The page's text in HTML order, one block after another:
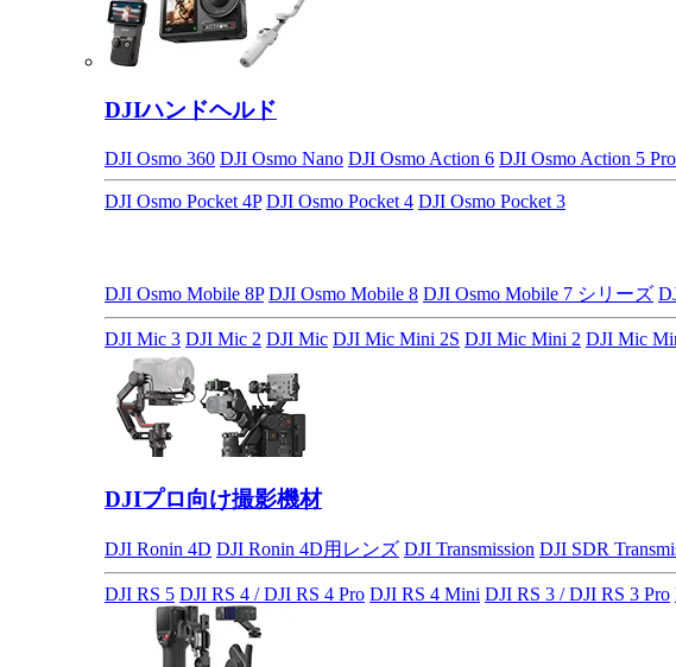
DJIハンドヘルド
DJI Osmo 360 DJI Osmo Nano DJI Osmo Action 6 DJI Osmo Action 5 Pro
DJI Osmo Pocket 4P DJI Osmo Pocket 4 DJI Osmo Pocket 3
DJI Osmo Mobile 8P DJI Osmo Mobile 8 DJI Osmo Mobile 7 シリーズ
DJI Mic 3 DJI Mic 2 DJI Mic DJI Mic Mini 2S DJI Mic Mini 2 DJI Mic
DJIプロ向け撮影機材
DJI Ronin 4D DJI Ronin 4D用レンズ DJI Transmission DJI SDR
DJI RS 5 DJI RS 4 / DJI RS 4 Pro DJI RS 4 Mini DJI RS 3 / DJI RS 3 Pro